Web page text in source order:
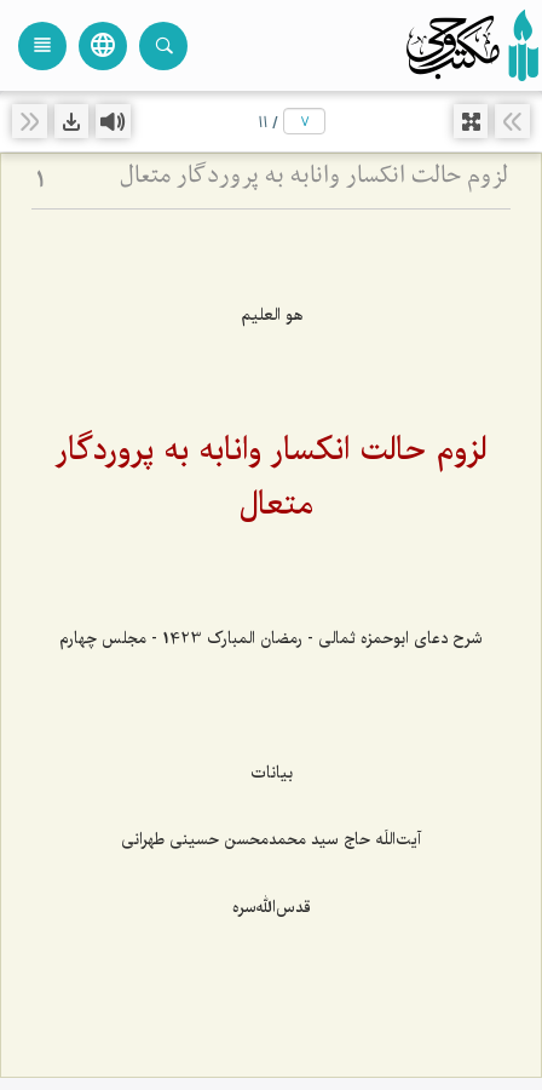
language
view_headline
/
11
لزوم حالت انكسار وانابه‏ به پروردگار متعال 1
هو العليم
لزوم حالت انكسار وانابه‌ به پروردگار
متعال
شرح دعای ابوحمزه ثمالی - رمضان المبارک 1423 - مجلس چهارم
بیانات
آیت‌اللَه حاج سید محمدمحسن حسینی طهرانی
قدس‌الله‌سره